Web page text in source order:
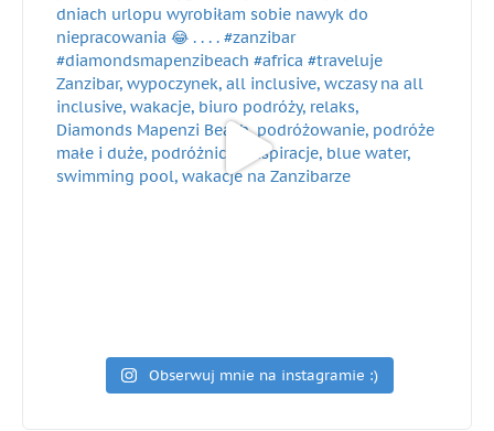
Obserwuj mnie na instagramie :)